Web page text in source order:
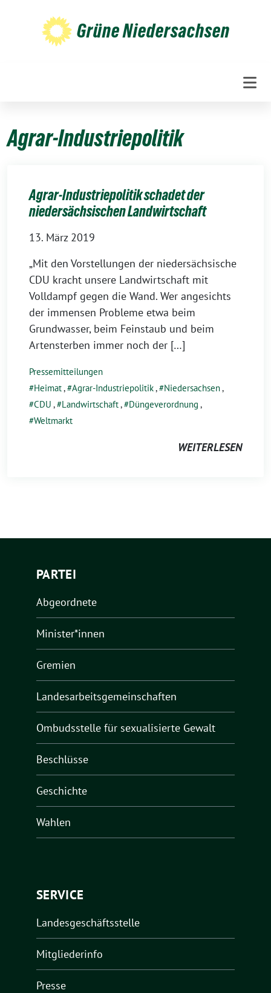
Grüne Niedersachsen
Agrar-Industriepolitik
Agrar-Industriepolitik schadet der
niedersächsischen Landwirtschaft
13. März 2019
„Mit den Vorstellungen der niedersächsische
CDU kracht unsere Landwirtschaft mit
Volldampf gegen die Wand. Wer angesichts
der immensen Probleme etwa beim
Grundwasser, beim Feinstaub und beim
Artensterben immer noch der […]
Pressemitteilungen
Heimat, Agrar-Industriepolitik, Niedersachsen,
CDU , Landwirtschaft, Düngeverordnung ,
Weltmarkt
WEITERLESEN
PARTEI
Abgeordnete
Minister*innen
Gremien
Landesarbeitsgemeinschaften
Ombudsstelle für sexualisierte Gewalt
Beschlüsse
Geschichte
Wahlen
SERVICE
Landesgeschäftsstelle
Mitgliederinfo
Presse